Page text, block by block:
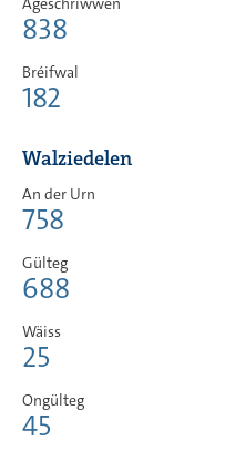
838
Bréifwal
182
Walziedelen
An der Urn
758
Gülteg
688
Wäiss
25
Ongülteg
45